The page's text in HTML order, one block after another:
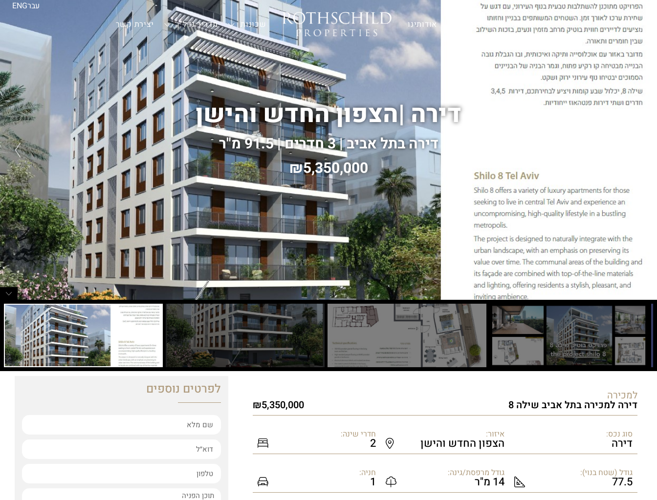
דף הבית הנכסים שלנו אודותינו — שכונות מדריך נדל”ן יצירת קשר
עברENG
דירה|הצפון החדש והישן
דירה בתל אביב | 3 חדרים | 91.5 מ"ר
5,350,000
למכירה
דירה למכירה בתל אביב שילה 8 5,350,000
סוג נכס:
דירה
איזור:
הצפון החדש והישן
חדרי שינה:
2
גודל (שטח בנוי):
77.5
גודל מרפסת/גינה:
14 מ"ר
חניה:
1
לפרטים נוספים